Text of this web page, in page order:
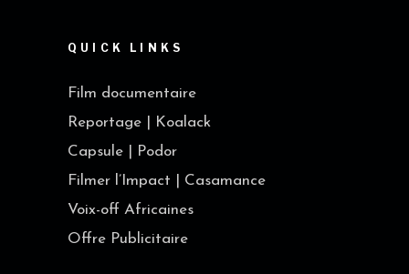
QUICK LINKS
Film documentaire
Reportage | Koalack
Capsule | Podor
Filmer l’Impact | Casamance
Voix-off Africaines
Offre Publicitaire